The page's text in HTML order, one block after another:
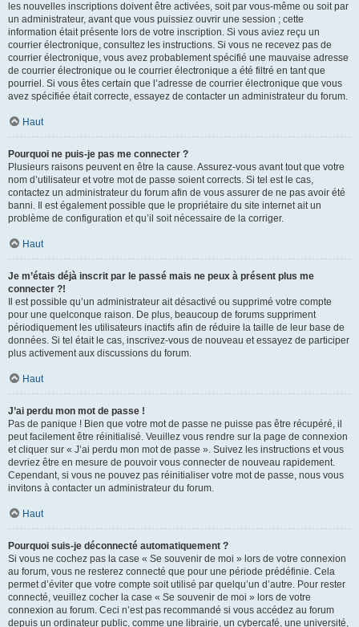
les nouvelles inscriptions doivent être activées, soit par vous-même ou soit par
un administrateur, avant que vous puissiez ouvrir une session ; cette
information était présente lors de votre inscription. Si vous aviez reçu un
courrier électronique, consultez les instructions. Si vous ne recevez pas de
courrier électronique, vous avez probablement spécifié une mauvaise adresse
de courrier électronique ou le courrier électronique a été filtré en tant que
pourriel. Si vous êtes certain que l’adresse de courrier électronique que vous
avez spécifiée était correcte, essayez de contacter un administrateur du forum.
Haut
Pourquoi ne puis-je pas me connecter ?
Plusieurs raisons peuvent en être la cause. Assurez-vous avant tout que votre
nom d’utilisateur et votre mot de passe soient corrects. Si tel est le cas,
contactez un administrateur du forum afin de vous assurer de ne pas avoir été
banni. Il est également possible que le propriétaire du site internet ait un
problème de configuration et qu’il soit nécessaire de la corriger.
Haut
Je m’étais déjà inscrit par le passé mais ne peux à présent plus me
connecter ?!
Il est possible qu’un administrateur ait désactivé ou supprimé votre compte
pour une quelconque raison. De plus, beaucoup de forums suppriment
périodiquement les utilisateurs inactifs afin de réduire la taille de leur base de
données. Si tel était le cas, inscrivez-vous de nouveau et essayez de participer
plus activement aux discussions du forum.
Haut
J’ai perdu mon mot de passe !
Pas de panique ! Bien que votre mot de passe ne puisse pas être récupéré, il
peut facilement être réinitialisé. Veuillez vous rendre sur la page de connexion
et cliquer sur « J’ai perdu mon mot de passe ». Suivez les instructions et vous
devriez être en mesure de pouvoir vous connecter de nouveau rapidement.
Cependant, si vous ne pouvez pas réinitialiser votre mot de passe, nous vous
invitons à contacter un administrateur du forum.
Haut
Pourquoi suis-je déconnecté automatiquement ?
Si vous ne cochez pas la case « Se souvenir de moi » lors de votre connexion
au forum, vous ne resterez connecté que pour une période prédéfinie. Cela
permet d’éviter que votre compte soit utilisé par quelqu’un d’autre. Pour rester
connecté, veuillez cocher la case « Se souvenir de moi » lors de votre
connexion au forum. Ceci n’est pas recommandé si vous accédez au forum
depuis un ordinateur public, comme une librairie, un cybercafé, une université,